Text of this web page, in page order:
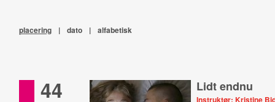
placering | dato | alfabetisk
44 Lidt endnu
Instruktør: Kristine